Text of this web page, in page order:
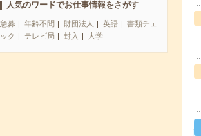
人気のワードでお仕事情報をさがす
急募 年齢不問 財団法人 英語
書類チェ
ック
テレビ局 封入 大学